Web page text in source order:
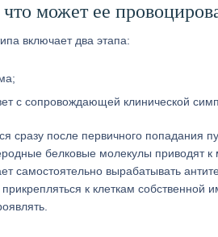
может ее
включает два этапа:
с сопровождающей клинической
сразу после первичного попадания
белковые молекулы приводят
самостоятельно вырабатывать
к клеткам собственной